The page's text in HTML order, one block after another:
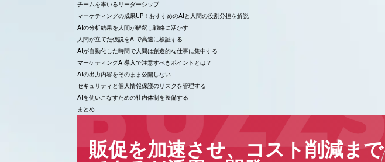
チームを率いるリーダーシップ
マーケティングの成果UP！おすすめのAIと人間の役割分担を解説
AIの分析結果を人間が解釈し戦略に活かす
人間が立てた仮説をAIで高速に検証する
AIが自動化した時間で人間は創造的な仕事に集中する
マーケティングAI導入で注意すべきポイントとは？
AIの出力内容をそのまま公開しない
セキュリティと個人情報保護のリスクを管理する
AIを使いこなすための社内体制を整備する
まとめ
販促を加速させ、コスト削減まで